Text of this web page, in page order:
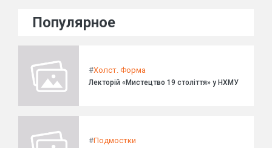
Популярное
#Холст. Форма
Лекторій «Мистецтво 19 століття» у НХМУ
#Подмостки